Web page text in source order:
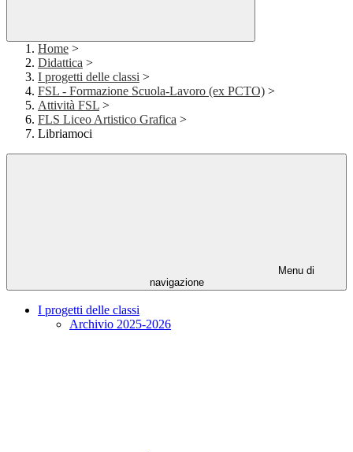
Home >
Didattica >
I progetti delle classi >
FSL - Formazione Scuola-Lavoro (ex PCTO) >
Attività FSL >
FLS Liceo Artistico Grafica >
Libriamoci
Menu di
navigazione
I progetti delle classi
Archivio 2025-2026